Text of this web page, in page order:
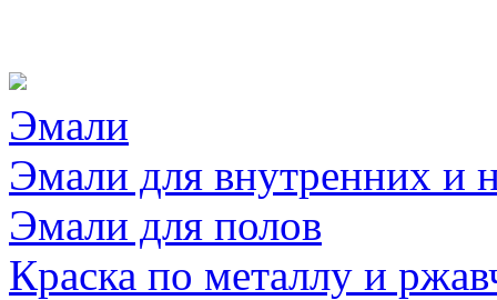
Эмали
Эмали для внутренних и
Эмали для полов
Краска по металлу и